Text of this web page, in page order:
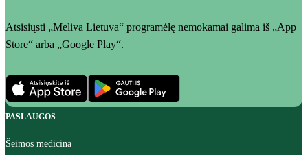
Atsisiųsti „Meliva Lietuva“ programėlę nemokamai galima iš „App
Store“ arba „Google Play“.
PASLAUGOS
Šeimos medicina